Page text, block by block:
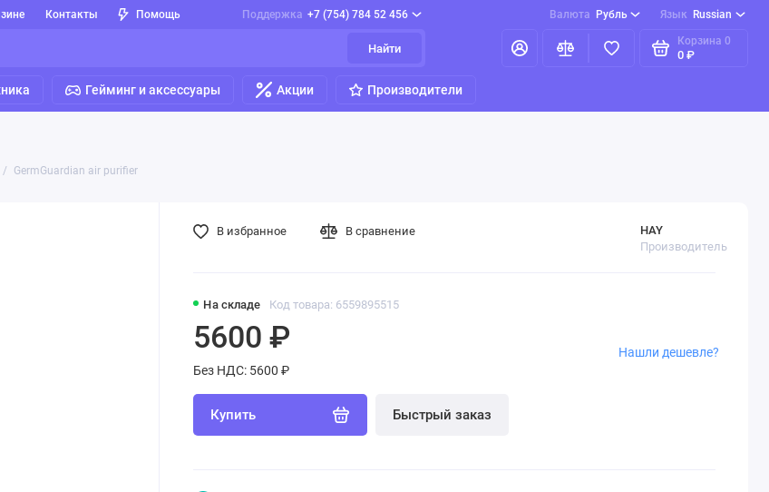
Контакты Помощь Поддержка +7 (754) 784 52 456 Валюта Рубль Язык Russian
Найти
Корзина 0
0 ₽
Гейминг и аксессуары Акции Производители
GermGuardian air purifier
На складе Код товара: 6559895515
HAY
Производитель
5600 ₽
Без НДС: 5600 ₽
Купить Быстрый заказ
Нашли дешевле?
В избранное В сравнение